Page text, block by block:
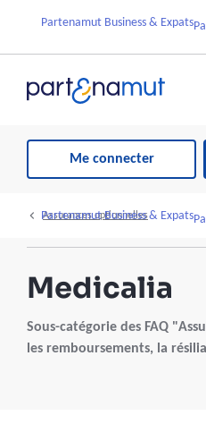
Partenamut Business & Expats
Me connecter
Partenamut Business & Expats
Assurances optionnelles
Medicalia
Sous-catégorie des FAQ
les remboursements, la